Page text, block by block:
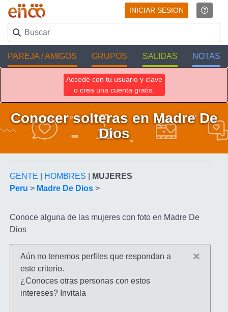
INICIAR SESION
PAREJA / AMIGOS GRUPOS SALIDAS NOTAS
Accedé con tu usuario y clave
o crea una cuenta gratis.
Conocer solteras en Madre De
Dios
GENTE HOMBRES
MUJERES
Peru > Madre De Dios >
Conoce alguna de las mujeres con foto en Madre De
Dios
Aún no tenemos perfiles que respondan a
este criterio.
¿Conoces otras personas con estos
intereses? Invitala
×